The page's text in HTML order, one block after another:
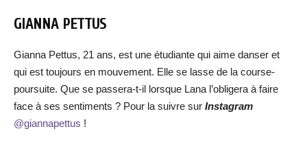
GIANNA PETTUS
Gianna Pettus, 21 ans, est une étudiante qui aime danser et
qui est toujours en mouvement. Elle se lasse de la course-
poursuite. Que se passera-t-il lorsque Lana l’obligera à faire
face à ses sentiments ? Pour la suivre sur Instagram
@giannapettus !